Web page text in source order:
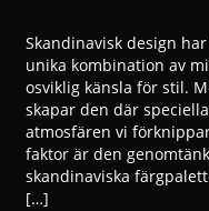
Skandinavisk design
unika kombination av
osviklig känsla för stil.
skapar den där
atmosfären vi
faktor är den
skandinaviska
[…]